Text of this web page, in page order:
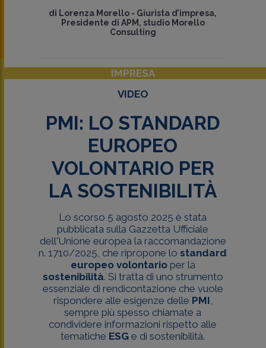
di Lorenza Morello - Giurista d’impresa,
Presidente di APM, studio Morello
Consulting
IMPRESA
VIDEO
PMI: LO STANDARD
EUROPEO
VOLONTARIO PER
LA SOSTENIBILITÀ
Lo scorso 5 agosto 2025 è stata
pubblicata sulla Gazzetta Ufficiale
dell'Unione europea la raccomandazione
n. 1710/2025, che ripropone lostandard
europeo volontarioper la
sostenibilità. Si tratta di uno strumento
essenziale di rendicontazione che vuole
rispondere alle esigenze delle PMI,
sempre più spesso chiamate a
condividere informazioni rispetto alle
tematiche ESG e di sostenibilità.